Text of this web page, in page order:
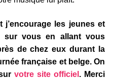
les jeunes et
sur vous en allant vous
de chez eux durant la
française et belge. On
votre site officiel . Merci